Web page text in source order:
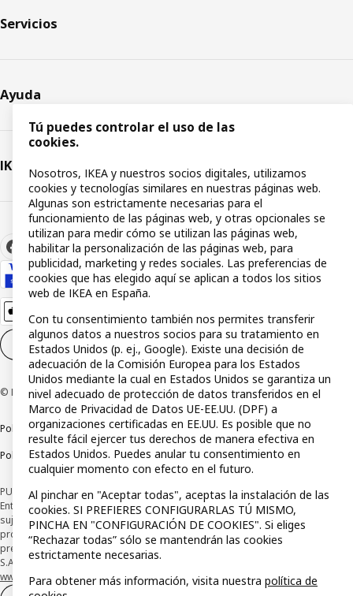
Servicios
Ayuda
IKEA
Configuración de cookies ES
© Inter IKEA Systems B.V 1999-2026
Política de privacidadPolítica de cookiesTérminos y condiciones
Política de divulgación responsable
PUBLICIDAD: *Financiación a través de la tarjeta IKEA VISA emitida por la
Entidad de Pago híbrida CaixaBank Payments & Consumer, E.F.C., E.P., S.A.U., y
sujeta a su organización. La entidad ha escogido como sistema de
protección de los fondos recibidos de usuarios de servicios de pago que
presta su depósito en una cuenta bancaria separada abierta en CaixaBank,
S.A. Conoce más acerca de las formas de pago de tu tarjeta aquí:
www.caixabankpc.com/es/productos. ​
Tú puedes controlar el uso de las
cookies.
Nosotros, IKEA y nuestros socios digitales, utilizamos
cookies y tecnologías similares en nuestras páginas web.
Algunas son estrictamente necesarias para el
funcionamiento de las páginas web, y otras opcionales se
utilizan para medir cómo se utilizan las páginas web,
habilitar la personalización de las páginas web, para
publicidad, marketing y redes sociales. Las preferencias de
cookies que has elegido aquí se aplican a todos los sitios
web de IKEA en España.
Con tu consentimiento también nos permites transferir
algunos datos a nuestros socios para su tratamiento en
Estados Unidos (p. ej., Google). Existe una decisión de
adecuación de la Comisión Europea para los Estados
Unidos mediante la cual en Estados Unidos se garantiza un
nivel adecuado de protección de datos transferidos en el
Marco de Privacidad de Datos UE-EE.UU. (DPF) a
organizaciones certificadas en EE.UU. Es posible que no
resulte fácil ejercer tus derechos de manera efectiva en
Estados Unidos. Puedes anular tu consentimiento en
cualquier momento con efecto en el futuro.
Al pinchar en "Aceptar todas", aceptas la instalación de las
cookies. SI PREFIERES CONFIGURARLAS TÚ MISMO,
PINCHA EN "CONFIGURACIÓN DE COOKIES". Si eliges
“Rechazar todas” sólo se mantendrán las cookies
estrictamente necesarias.
Para obtener más información, visita nuestra política de